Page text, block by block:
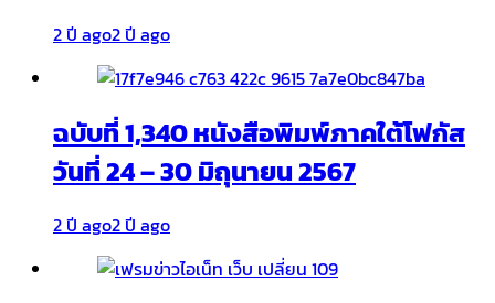
2 ปี ago2 ปี ago
ฉบับที่ 1,340 หนังสือพิมพ์ภาคใต้โฟกัส
วันที่ 24 – 30 มิถุนายน 2567
2 ปี ago2 ปี ago